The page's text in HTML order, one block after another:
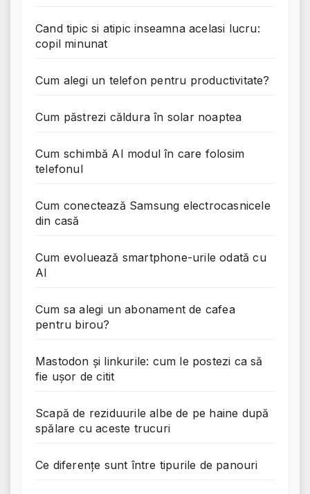
Cand tipic si atipic inseamna acelasi lucru:
copil minunat
Cum alegi un telefon pentru productivitate?
Cum păstrezi căldura în solar noaptea
Cum schimbă AI modul în care folosim
telefonul
Cum conectează Samsung electrocasnicele
din casă
Cum evoluează smartphone-urile odată cu
AI
Cum sa alegi un abonament de cafea
pentru birou?
Mastodon și linkurile: cum le postezi ca să
fie ușor de citit
Scapă de reziduurile albe de pe haine după
spălare cu aceste trucuri
Ce diferențe sunt între tipurile de panouri